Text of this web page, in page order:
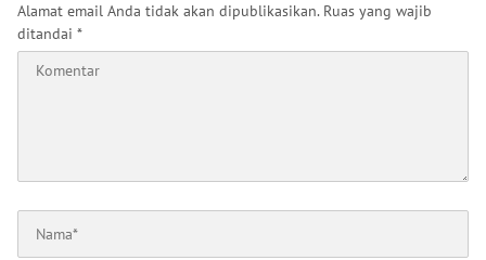
Alamat email Anda tidak akan dipublikasikan. Ruas yang wajib
ditandai *